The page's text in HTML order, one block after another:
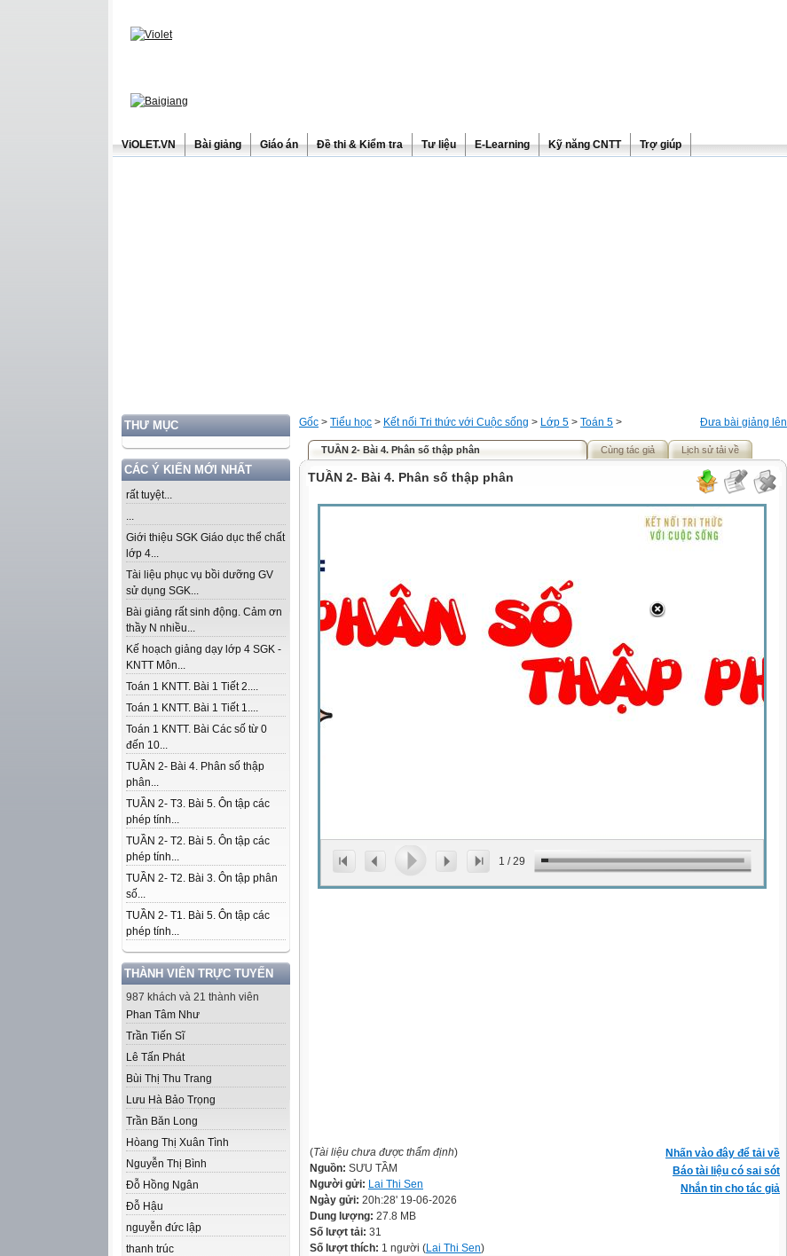
ViOLET.VN Bài giảng Giáo án Đề thi & Kiểm tra Tư liệu E-Learning Kỹ năng CNTT Trợ giúp
THƯ MỤC
CÁC Ý KIẾN MỚI NHẤT
rất tuyệt...
...
Giới thiệu SGK Giáo dục thể chất
lớp 4...
Tài liệu phục vụ bồi dưỡng GV
sử dụng SGK...
Bài giảng rất sinh động. Cảm ơn
thầy N nhiều...
Kế hoạch giảng dạy lớp 4 SGK -
KNTT Môn...
Toán 1 KNTT. Bài 1 Tiết 2....
Toán 1 KNTT. Bài 1 Tiết 1....
Toán 1 KNTT. Bài Các số từ 0
đến 10...
TUẦN 2- Bài 4. Phân số thập
phân...
TUẦN 2- T3. Bài 5. Ôn tập các
phép tính...
TUẦN 2- T2. Bài 5. Ôn tập các
phép tính...
TUẦN 2- T2. Bài 3. Ôn tập phân
số...
TUẦN 2- T1. Bài 5. Ôn tập các
phép tính...
THÀNH VIÊN TRỰC TUYẾN
987 khách và 21 thành viên
Phan Tâm Như
Trần Tiến Sĩ
Lê Tấn Phát
Bùi Thị Thu Trang
Lưu Hà Bảo Trọng
Trần Băn Long
Hòang Thị Xuân Tình
Nguyễn Thị Bình
Đỗ Hồng Ngân
Đỗ Hậu
nguyễn đức lập
thanh trúc
Đưa bài giảng lên
Gốc > Tiểu học > Kết nối Tri thức với Cuộc sống > Lớp 5 > Toán 5 >
TUẦN 2- Bài 4. Phân số thập phân Cùng tác giả Lịch sử tải về
TUẦN 2- Bài 4. Phân số thập phân
1 /29
Nhấn vào đây để tải về
Báo tài liệu có sai sót
Nhắn tin cho tác giả
(Tài liệu chưa được thẩm định)
Nguồn: SƯU TẦM
Người gửi: Lai Thi Sen
Ngày gửi: 20h:28' 19-06-2026
Dung lượng: 27.8 MB
Số lượt tải: 31
Số lượt thích: 1 người (Lai Thi Sen)